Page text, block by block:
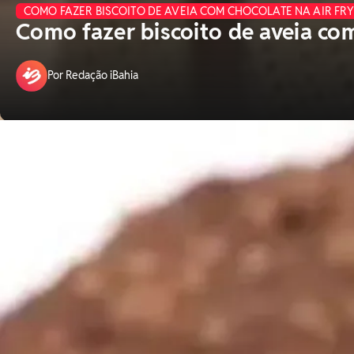
COMO FAZER BISCOITO DE AVEIA COM CHOCOLATE NA AIR
Como fazer biscoito de aveia
Por Redação iBahia